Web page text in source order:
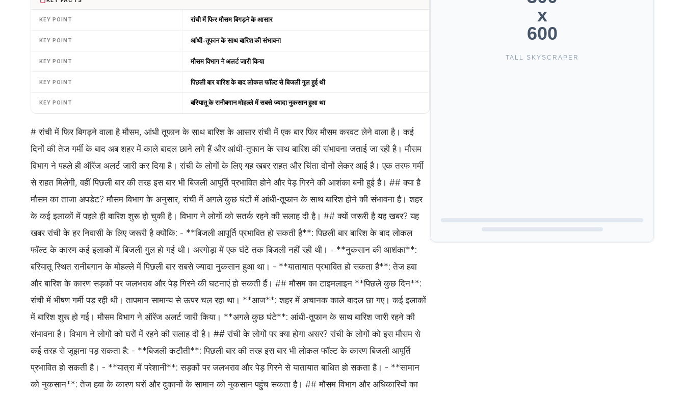
KEY POINT रांची में फिर मौसम बिगड़ने के आसार
KEY POINT आंधी-तूफान के साथ बारिश की संभावना
KEY POINT मौसम विभाग ने अलर्ट जारी किया
KEY POINT पिछली बार बारिश के बाद लोकल फॉल्ट से बिजली गुल हुई थी
KEY POINT बरियातू के रानीबगान मोहल्ले में सबसे ज्यादा नुकसान हुआ था
# रांची में फिर बिगड़ने वाला है मौसम, आंधी तूफान के साथ बारिश के आसार रांची में एक बार फिर मौसम करवट लेने वाला है। कई
दिनों की तेज गर्मी के बाद अब शहर में काले बादल छाने लगे हैं और आंधी-तूफान के साथ बारिश की संभावना जताई जा रही है। मौसम
विभाग ने पहले ही ऑरेंज अलर्ट जारी कर दिया है। रांची के लोगों के लिए यह खबर राहत और चिंता दोनों लेकर आई है। एक तरफ गर्मी
से राहत मिलेगी, वहीं पिछली बार की तरह इस बार भी बिजली आपूर्ति प्रभावित होने और पेड़ गिरने की आशंका बनी हुई है। ## क्या है
मौसम का ताजा अपडेट? मौसम विभाग के अनुसार, रांची में अगले कुछ घंटों में आंधी-तूफान के साथ बारिश होने की संभावना है। शहर
के कई इलाकों में पहले ही बारिश शुरू हो चुकी है। विभाग ने लोगों को सतर्क रहने की सलाह दी है। ## क्यों जरूरी है यह खबर? यह
खबर रांची के हर निवासी के लिए जरूरी है क्योंकि: - **बिजली आपूर्ति प्रभावित हो सकती है**: पिछली बार बारिश के बाद लोकल
फॉल्ट के कारण कई इलाकों में बिजली गुल हो गई थी। अरगोड़ा में एक घंटे तक बिजली नहीं रही थी। - **नुकसान की आशंका**:
बरियातू स्थित रानीबगान के मोहल्ले में पिछली बार सबसे ज्यादा नुकसान हुआ था। - **यातायात प्रभावित हो सकता है**: तेज हवा
और बारिश के कारण सड़कों पर जलभराव और पेड़ गिरने की घटनाएं हो सकती हैं। ## मौसम का टाइमलाइन **पिछले कुछ दिन**:
रांची में भीषण गर्मी पड़ रही थी। तापमान सामान्य से ऊपर चल रहा था। **आज**: शहर में अचानक काले बादल छा गए। कई इलाकों
में बारिश शुरू हो गई। मौसम विभाग ने ऑरेंज अलर्ट जारी किया। **अगले कुछ घंटे**: आंधी-तूफान के साथ बारिश जारी रहने की
संभावना है। विभाग ने लोगों को घरों में रहने की सलाह दी है। ## रांची के लोगों पर क्या होगा असर? रांची के लोगों को इस मौसम से
कई तरह से जूझना पड़ सकता है: - **बिजली कटौती**: पिछली बार की तरह इस बार भी लोकल फॉल्ट के कारण बिजली आपूर्ति
प्रभावित हो सकती है। - **यात्रा में परेशानी**: सड़कों पर जलभराव और पेड़ गिरने से यातायात बाधित हो सकता है। - **सामान
को नुकसान**: तेज हवा के कारण घरों और दुकानों के सामान को नुकसान पहुंच सकता है। ## मौसम विभाग और अधिकारियों का
x
600
TALL SKYSCRAPER